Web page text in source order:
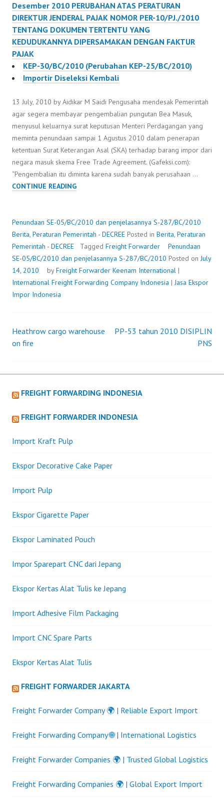
Desember 2010 PERUBAHAN ATAS PERATURAN
DIREKTUR JENDERAL PAJAK NOMOR PER-10/PJ./2010
TENTANG DOKUMEN TERTENTU YANG
KEDUDUKANNYA DIPERSAMAKAN DENGAN FAKTUR
PAJAK
KEP-30/BC/2010 (Perubahan KEP-25/BC/2010)
Importir Diseleksi Kembali
13 July, 2010 by Aidikar M Saidi Pengusaha mendesak Pemerintah
agar segera membayar pengembalian pungutan Bea Masuk,
menyusul keluarnya surat keputusan Menteri Perdagangan yang
meminta penundaan sampai 1 Agustus 2010 dalam penerapan
ketentuan Surat Keterangan Asal (SKA) terhadap barang impor dari
negara masuk skema Free Trade Agreement. (Gafeksi.com):
“Pengembalian itu diminta karena sudah banyak perusahaan …
CONTINUE READINGPENUNDAAN
DAN
PENJELASANNYA
S-
287/BC/2010
Penundaan SE-05/BC/2010 dan penjelasannya S-287/BC/2010
Berita, Peraturan Pemerintah - DECREE Posted in Berita, Peraturan
Pemerintah - DECREE
Tagged Freight Forwarder
Penundaan
SE-05/BC/2010 dan penjelasannya S-287/BC/2010 Posted onJuly
14, 2010
byFreight Forwarder Keenam International |
International Freight Forwarding Company Indonesia |Jasa Ekspor
Impor Indonesia
Post
Heathrow cargo warehouse
on fire
PP-53 tahun 2010 DISIPLIN
PNS
FREIGHT FORWARDING INDONESIA
FREIGHT FORWARDER INDONESIA
Import Kraft Pulp
Ekspor Decorative Cake Paper
Import Pulp
Ekspor Cigarette Paper
Ekspor Laminated Pouch
Impor Sparepart CNC dari Jepang
Ekspor Kertas Alat Tulis ke Jepang
Import Adhesive Film Packaging
Import CNC Spare Parts
Ekspor Kertas Alat Tulis
FREIGHT FORWARDER JAKARTA
Freight Forwarder Company 🌍 | Reliable Export Import
Freight Forwarding Company 🌐 | International Logistics
Freight Forwarder Companies 🌍 | Trusted Global Logistics
Freight Forwarding Companies 🌍 | Global Export Import